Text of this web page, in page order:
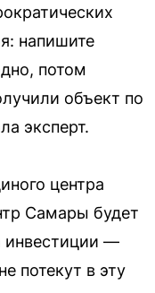
напишите
потом
объект по
эксперт.
центра
Самары будет
инвестиции —
потекут в эту